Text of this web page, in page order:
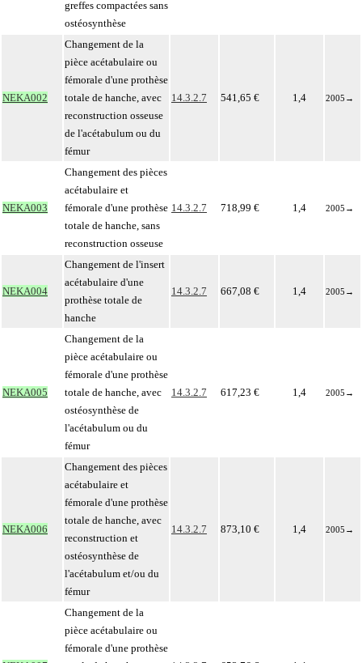
greffes compactées sans
ostéosynthèse
NEKA002
Changement de la
pièce acétabulaire ou
fémorale d'une prothèse
totale de hanche, avec
reconstruction osseuse
de l'acétabulum ou du
fémur
14.3.2.7 541,65 € 1,4 2005 →
NEKA003
Changement des pièces
acétabulaire et
fémorale d'une prothèse
totale de hanche, sans
reconstruction osseuse
14.3.2.7 718,99 € 1,4 2005 →
NEKA004
Changement de l'insert
acétabulaire d'une
prothèse totale de
hanche
14.3.2.7 667,08 € 1,4 2005 →
NEKA005
Changement de la
pièce acétabulaire ou
fémorale d'une prothèse
totale de hanche, avec
ostéosynthèse de
l'acétabulum ou du
fémur
14.3.2.7 617,23 € 1,4 2005 →
NEKA006
Changement des pièces
acétabulaire et
fémorale d'une prothèse
totale de hanche, avec
reconstruction et
ostéosynthèse de
l'acétabulum et/ou du
fémur
14.3.2.7 873,10 € 1,4 2005 →
Changement de la
pièce acétabulaire ou
fémorale d'une prothèse